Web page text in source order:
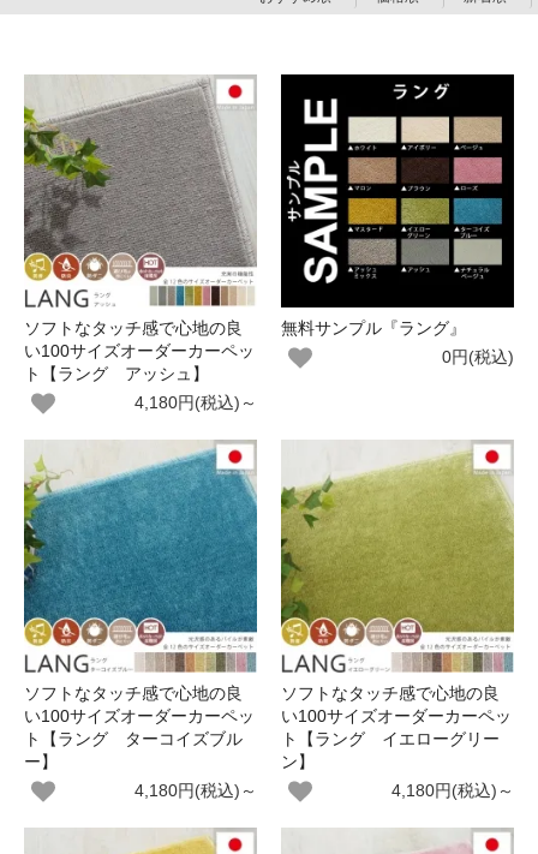
ソフトなタッチ感で心地の良
い100サイズオーダーカーペッ
ト【ラング アッシュ】
4,180円(税込)～
無料サンプル『ラング』
0円(税込)
ソフトなタッチ感で心地の良
い100サイズオーダーカーペッ
ト【ラング ターコイズブル
ー】
4,180円(税込)～
ソフトなタッチ感で心地の良
い100サイズオーダーカーペッ
ト【ラング イエローグリー
ン】
4,180円(税込)～